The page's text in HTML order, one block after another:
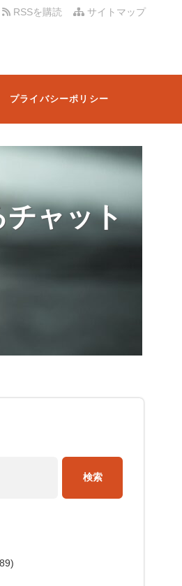
サイトマップ
RSSを購読
プライバシーポリシー
チャット